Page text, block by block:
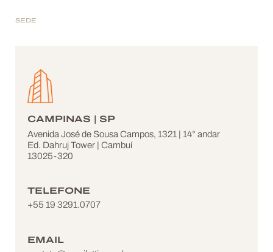
SEDE
CAMPINAS | SP
Avenida José de Sousa Campos, 1321 | 14° andar
Ed. Dahruj Tower | Cambuí
13025-320
TELEFONE
+55 19 3291.0707
EMAIL